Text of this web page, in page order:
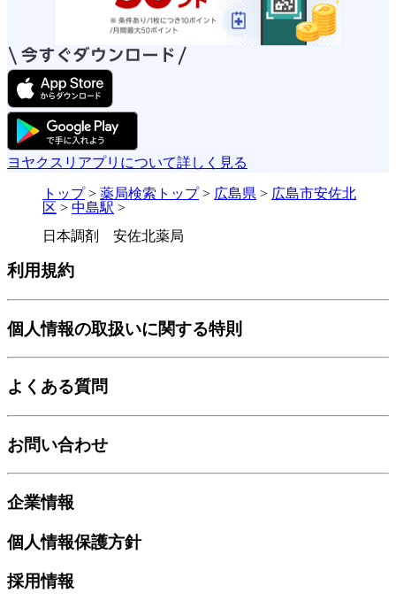
ヨヤクスリアプリについて詳しく見る
トップ> 薬局検索トップ> 広島県 > 広島市安佐北
区 > 中島駅 >
日本調剤 安佐北薬局
利用規約
個人情報の取扱いに関する特則
よくある質問
お問い合わせ
企業情報
個人情報保護方針
採用情報